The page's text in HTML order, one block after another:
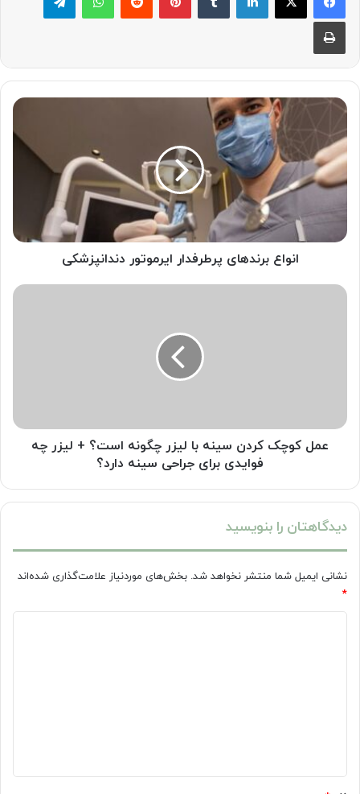
چاپ
انواع
پرطرفدار
ایرموتور
دندانپزشکی
انواع برندهای پرطرفدار ایرموتور دندانپزشکی
عمل
+
برای
سینه
عمل کوچک کردن سینه با لیزر چگونه است؟ + لیزر چه
فوایدی برای جراحی سینه دارد؟
دیدگاهتان را بنویسید
نشانی ایمیل شما منتشر نخواهد شد. بخش‌های موردنیاز علامت‌گذاری شده‌اند
*